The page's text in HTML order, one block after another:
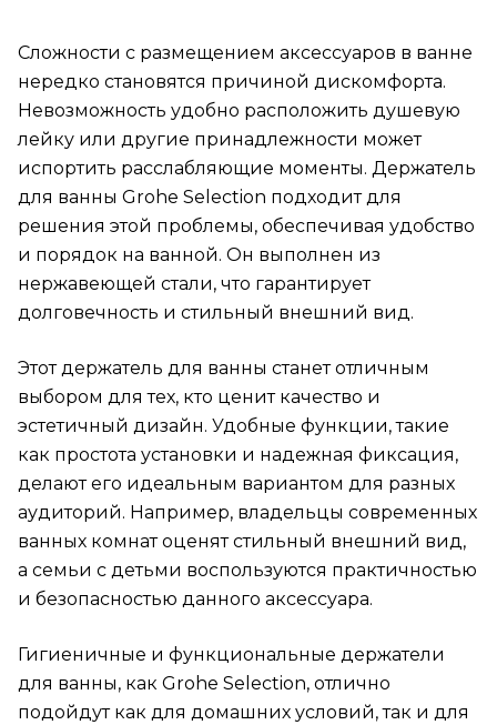
Сложности с размещением аксессуаров в ванне
нередко становятся причиной дискомфорта.
Невозможность удобно расположить душевую
лейку или другие принадлежности может
испортить расслабляющие моменты. Держатель
для ванны Grohe Selection подходит для
решения этой проблемы, обеспечивая удобство
и порядок на ванной. Он выполнен из
нержавеющей стали, что гарантирует
долговечность и стильный внешний вид.
Этот держатель для ванны станет отличным
выбором для тех, кто ценит качество и
эстетичный дизайн. Удобные функции, такие
как простота установки и надежная фиксация,
делают его идеальным вариантом для разных
аудиторий. Например, владельцы современных
ванных комнат оценят стильный внешний вид,
а семьи с детьми воспользуются практичностью
и безопасностью данного аксессуара.
Гигиеничные и функциональные держатели
для ванны, как Grohe Selection, отлично
подойдут как для домашних условий, так и для